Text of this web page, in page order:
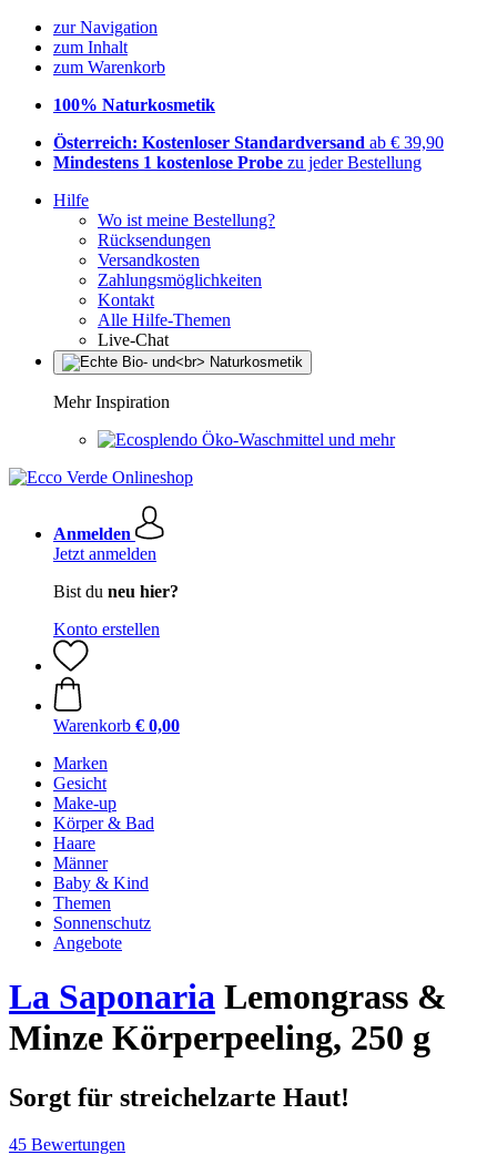
zur Navigation
zum Inhalt
zum Warenkorb
100% Naturkosmetik
Österreich: Kostenloser Standardversand ab € 39,90
Mindestens 1 kostenlose Probe zu jeder Bestellung
Hilfe
Wo ist meine Bestellung?
Rücksendungen
Versandkosten
Zahlungsmöglichkeiten
Kontakt
Alle Hilfe-Themen
Live-Chat
Mehr Inspiration
Öko-Waschmittel und mehr
Anmelden
Jetzt anmelden
Bist du neu hier?
Konto erstellen
Warenkorb € 0,00
Marken
Gesicht
Make-up
Körper & Bad
Haare
Männer
Baby & Kind
Themen
Sonnenschutz
Angebote
La Saponaria Lemongrass &
Minze Körperpeeling, 250 g
Sorgt für streichelzarte Haut!
45 Bewertungen